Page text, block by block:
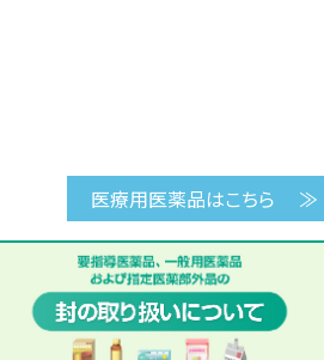
医療用医薬品はこちら